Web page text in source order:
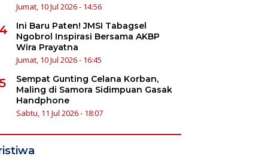
Jumat, 10 Jul 2026 - 14:56
Ini Baru Paten! JMSI Tabagsel
Ngobrol Inspirasi Bersama AKBP
Wira Prayatna
Jumat, 10 Jul 2026 - 16:45
Sempat Gunting Celana Korban,
Maling di Samora Sidimpuan Gasak
Handphone
Sabtu, 11 Jul 2026 - 18:07